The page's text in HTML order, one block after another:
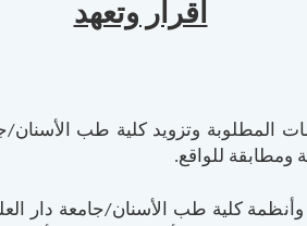
اقرار وتعهد
المطلوبة وتزويد كلية طب الأسنان/
ومطابقة للواقع.
وأنظمة كلية طب الأسنان/جامعة دار